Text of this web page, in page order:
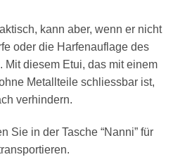
kann aber, wenn er nicht
oder die Harfenauflage des
Mit diesem Etui, das mit einem
Metallteile schliessbar ist,
verhindern.
Sie in der Tasche “Nanni” für